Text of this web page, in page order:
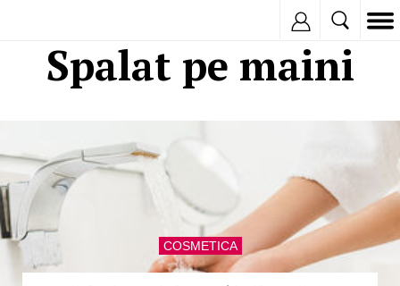
Spalat pe maini
COSMETICA